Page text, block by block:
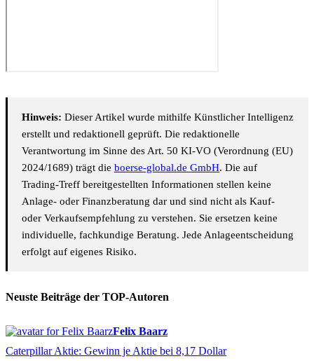
Hinweis: Dieser Artikel wurde mithilfe Künstlicher Intelligenz
erstellt und redaktionell geprüft. Die redaktionelle
Verantwortung im Sinne des Art. 50 KI-VO (Verordnung (EU)
2024/1689) trägt die boerse-global.de GmbH. Die auf
Trading-Treff bereitgestellten Informationen stellen keine
Anlage- oder Finanzberatung dar und sind nicht als Kauf-
oder Verkaufsempfehlung zu verstehen. Sie ersetzen keine
individuelle, fachkundige Beratung. Jede Anlageentscheidung
erfolgt auf eigenes Risiko.
Neuste Beiträge der TOP-Autoren
Felix Baarz
Caterpillar Aktie: Gewinn je Aktie bei 8,17 Dollar